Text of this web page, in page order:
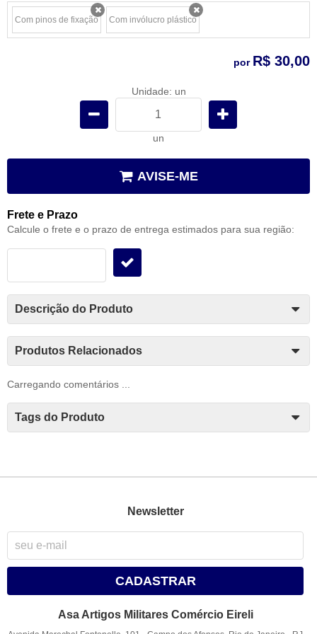
Com pinos de fixação
x Com invólucro plástico
x
por R$ 30,00
Unidade: un
un
AVISE-ME
Frete e Prazo
Calcule o frete e o prazo de entrega estimados para sua região:
Descrição do Produto
Produtos Relacionados
Carregando comentários ...
Tags do Produto
Newsletter
CADASTRAR
Asa Artigos Militares Comércio Eireli